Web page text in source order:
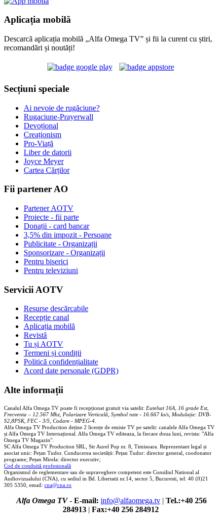
Aplicația mobilă
Descarcă aplicația mobilă „Alfa Omega TV” și fii la curent cu știri,
recomandări și noutăți!
Secțiuni speciale
Ai nevoie de rugăciune?
Rugaciune-Prayerwall
Devoțional
Creaționism
Pro-Viață
Liber de datorii
Joyce Meyer
Cartea Cărților
Fii partener AO
Partener AOTV
Proiecte - fii parte
Donații - card bancar
3,5% din impozit - Persoane
Publicitate - Organizații
Sponsorizare - Organizații
Pentru biserici
Pentru televiziuni
Servicii AOTV
Resurse descărcabile
Recepție canal
Aplicația mobilă
Revistă
Tu și AOTV
Termeni și condiții
Politică confidențialitate
Acord date personale (GDPR)
Alte informații
Canalul Alfa Omega TV poate fi recepționat gratuit via satelit: Eutelsat 16A, 16 grade Est,
Frecventa – 12.567 Mhz, Polarizare Verticală, Symbol rate - 16.667 ks/s, Modulație: DVB-
S2,8PSK, FEC - 3/5, Codare - MPEG-4
Alfa Omega TV Production deține 2 licențe de emisie TV pe satelit: canalele Alfa Omega TV
și Alfa Omega TV Internațional. Alfa Omega TV editeaza, la fiecare doua luni, revista: "Alfa
Omega TV Magazin".
SC Alfa Omega TV Production SRL, Str Aurel Pop nr. 8, Timisoara. Reprezentant legal și
asociat unic: Pețan Tudor. Conducerea societății: Pețan Tudor: director general, coodonator
programe; Pețan Mirela: director executiv;
Cod de conduită profesională
Organismul de reglementare sau de supraveghere competent este Consiliul National al
Audiovizualului (CNA), cu sediul in Bd. Libertatii nr.14, sector 5, Bucuresti, tel: 40 (0)21
305 5350, email: cna@cna.ro
Alfa Omega TV- E-mail: info@alfaomega.tv | Tel.:+40 256
284913| Fax:+40 256 284912